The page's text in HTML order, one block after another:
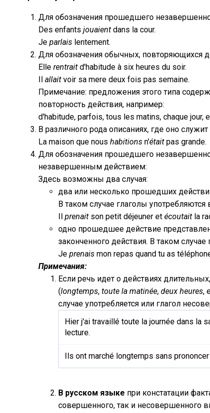
Для обозначения прошедшего
Des enfants jouaient dans la cour.
Je parlais lentement.
Для обозначения обычных, повторяющихся
Elle rentrait d'habitude à six heures du soir.
Il allait voir sa mere deux fois pas semaine.
Примечание: предложения этого типа
повторность действия, например:
d'habitude, parfois, tous les matins, chaque jour,
В различного рода описаниях, где оно
La maison que nous habitions n'était pas grande.
Для обозначения прошедшего
незавершенным действием:
Здесь возможны два случая:
два или несколько прошедших
В таком случае глаголы употребляются
Il prenait son petit déjeuner et écoutait la
одно прошедшее действие
законченного действия. В таком
Je prenais mon repas quand tu as
Примечания:
Если речь идет о действиях
(longtemps, toute la matinée, deux heures,
случае употребляется или глагол
Hier j'ai travaillé toute la journée dans la
lecture.
Ils ont marché longtemps sans prononcer
В русском языке при констатации
совершенного, так и несовершенного